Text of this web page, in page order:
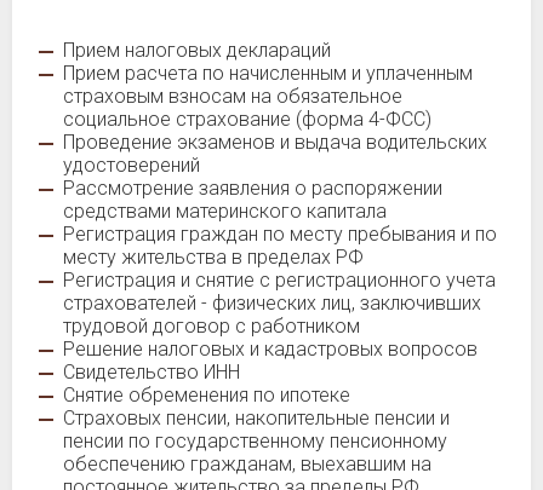
Прием налоговых деклараций
Прием расчета по начисленным и уплаченным
страховым взносам на обязательное
социальное страхование (форма 4-ФСС)
Проведение экзаменов и выдача водительских
удостоверений
Рассмотрение заявления о распоряжении
средствами материнского капитала
Регистрация граждан по месту пребывания и по
месту жительства в пределах РФ
Регистрация и снятие с регистрационного учета
страхователей - физических лиц, заключивших
трудовой договор с работником
Решение налоговых и кадастровых вопросов
Свидетельство ИНН
Снятие обременения по ипотеке
Страховых пенсии, накопительные пенсии и
пенсии по государственному пенсионному
обеспечению гражданам, выехавшим на